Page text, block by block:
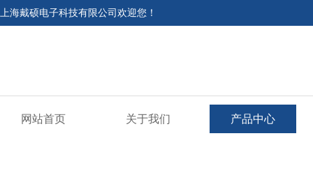
上海戴硕电子科技有限公司欢迎您！
网站首页 关于我们 产品中心